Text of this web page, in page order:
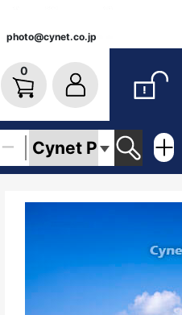
photo@cynet.co.jp
0